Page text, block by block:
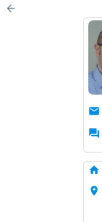
arrow_back
email
forum
home
place